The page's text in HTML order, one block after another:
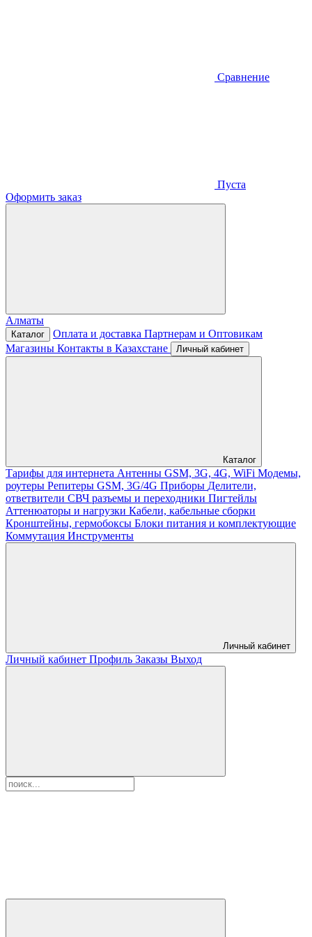
Сравнение
Пуста
Оформить заказ
Алматы
Каталог Оплата и доставка Партнерам и Оптовикам
Магазины Контакты в Казахстане Личный кабинет
Каталог
Тарифы для интернета Антенны GSM, 3G, 4G, WiFi Модемы,
роутеры Репитеры GSM, 3G/4G Приборы Делители,
ответвители СВЧ разъемы и переходники Пигтейлы
Аттенюаторы и нагрузки Кабели, кабельные сборки
Кронштейны, гермобоксы Блоки питания и комплектующие
Коммутация Инструменты
Личный кабинет
Личный кабинет Профиль Заказы Выход